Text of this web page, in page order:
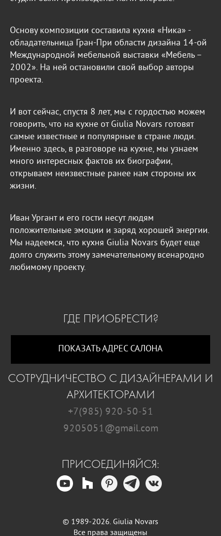
Основу композиции составила кухня «Ника» -
обладательница Гран-При области дизайна 14-ой
Международной мебельной выставки «Мебель –
2002». На ней остановили свой выбор авторы
проекта.
И вот сейчас, спустя 8 лет, мы с гордостью можем
говорить, что на кухне от Giulia Novars готовят
самые известные и популярные в стране люди.
Именно здесь, в разговоре на кухне, мы узнаем
много интересных фактов их биографии,
открываем неизвестные ранее нам стороны их
жизни.
Иван Ургант и его гости несут людям
положительные эмоции и заряд хорошей энергии.
Мы надеемся, что кухня Giulia Novars будет еще
долго служить этому замечательному всенародно
любимому проекту.
ГДЕ ПРИОБРЕСТИ?
ПОКАЗАТЬ АДРЕС САЛОНА
СОТРУДНИЧЕСТВО С ДИЗАЙНЕРАМИ И
АРХИТЕКТОРАМИ
+7(985) 920-50-51
9205051@gmail.com
ПРИСОЕДИНЯЙСЯ:
© 1989-2026. Giulia Novars
Все права защищены